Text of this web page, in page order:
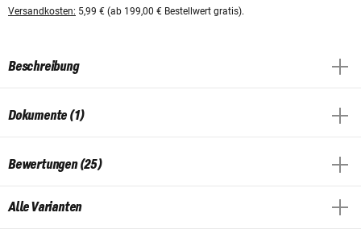
Versandkosten: 5,99 € (ab 199,00 € Bestellwert gratis).
Beschreibung
Dokumente (1)
Bewertungen (25)
Alle Varianten